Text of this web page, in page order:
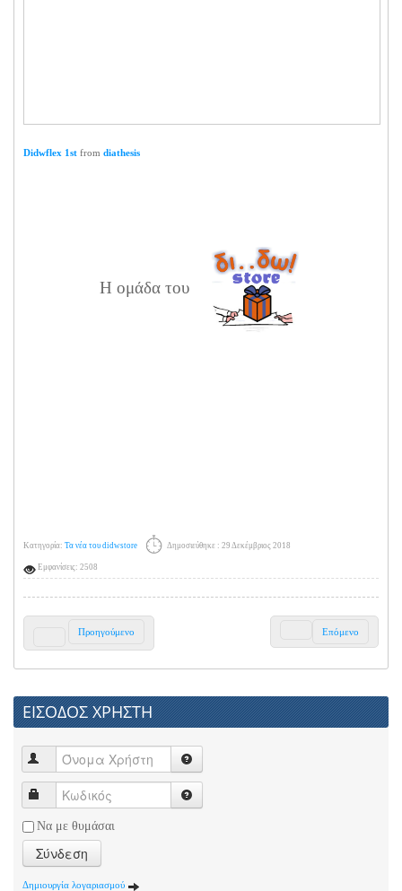
Didwflex 1st from diathesis
Η ομάδα του
Κατηγορία: Τα νέα του didwstore Δημοσιεύθηκε : 29 Δεκέμβριος 2018
Εμφανίσεις: 2508
Προηγούμενο Επόμενο
ΕΙΣΟΔΟΣ ΧΡΗΣΤΗ
Να με θυμάσαι
Σύνδεση
Δημιουργία λογαριασμού